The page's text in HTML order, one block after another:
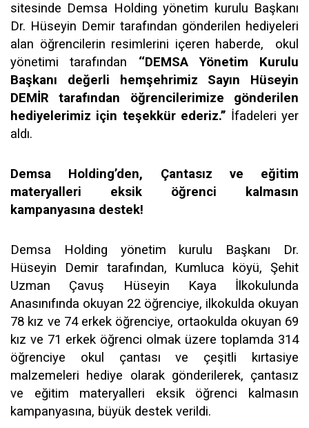
sitesinde Demsa Holding yönetim kurulu Başkanı
Dr. Hüseyin Demir tarafından gönderilen hediyeleri
alan öğrencilerin resimlerini içeren haberde, okul
yönetimi tarafından ‘‘DEMSA Yönetim Kurulu
Başkanı değerli hemşehrimiz Sayın Hüseyin
DEMİR tarafından öğrencilerimize gönderilen
hediyelerimiz için teşekkür ederiz.’’ İfadeleri yer
aldı.
Demsa Holding’den, Çantasız ve eğitim
materyalleri eksik öğrenci kalmasın
kampanyasına destek!
Demsa Holding yönetim kurulu Başkanı Dr.
Hüseyin Demir tarafından, Kumluca köyü, Şehit
Uzman Çavuş Hüseyin Kaya İlkokulunda
Anasınıfında okuyan 22 öğrenciye, ilkokulda okuyan
78 kız ve 74 erkek öğrenciye, ortaokulda okuyan 69
kız ve 71 erkek öğrenci olmak üzere toplamda 314
öğrenciye okul çantası ve çeşitli kırtasiye
malzemeleri hediye olarak gönderilerek, çantasız
ve eğitim materyalleri eksik öğrenci kalmasın
kampanyasına, büyük destek verildi.